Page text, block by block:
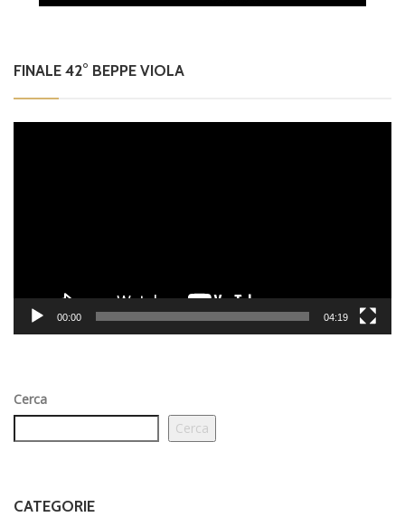
FINALE 42° BEPPE VIOLA
00:00 04:19
Cerca
Cerca
CATEGORIE